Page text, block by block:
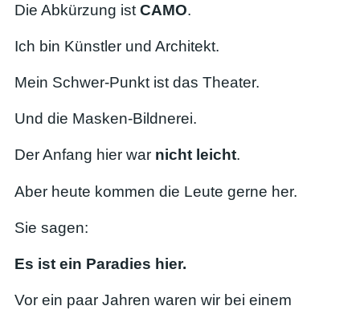
Die Abkürzung ist CAMO.
Ich bin Künstler und Architekt.
Mein Schwer-Punkt ist das Theater.
Und die Masken-Bildnerei.
Der Anfang hier war nicht leicht.
Aber heute kommen die Leute gerne her.
Sie sagen:
Es ist ein Paradies hier.
Vor ein paar Jahren waren wir bei einem